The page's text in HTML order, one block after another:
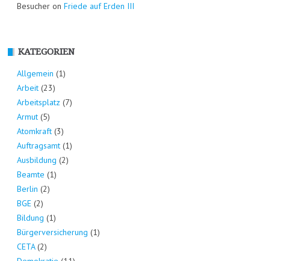
Besucher on Friede auf Erden III
KATEGORIEN
Allgemein (1)
Arbeit (23)
Arbeitsplatz (7)
Armut (5)
Atomkraft (3)
Auftragsamt (1)
Ausbildung (2)
Beamte (1)
Berlin (2)
BGE (2)
Bildung (1)
Bürgerversicherung (1)
CETA(2)